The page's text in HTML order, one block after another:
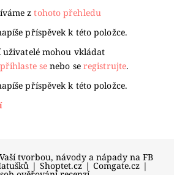
ztohoto přehledu
příspěvek k této položce.
uživatelé mohou vkládat
přihlaste se nebo se registrujte.
příspěvek k této položce.
tvorbou, návody a nápady na FB
| Shoptet.cz | Comgate.cz |